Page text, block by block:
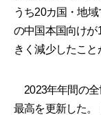
うち20カ国・地
の中国本国向けが
きく減少したこと
2023年年間の全
最高を更新した